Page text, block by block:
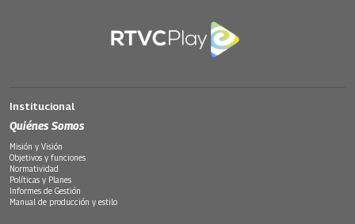
Institucional
Quiénes Somos
Misión y Visión
Objetivos y funciones
Normatividad
Políticas y Planes
Informes de Gestión
Manual de producción y estilo